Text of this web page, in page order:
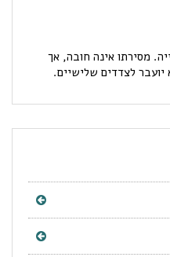
מסירתו אינה חובה, אך
לצדדים שלישיים.